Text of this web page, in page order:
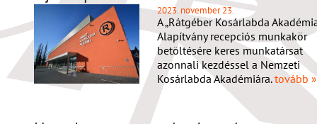
2023. november 23.
A „Rátgéber Kosárlabda
Alapítvány recepciós munkakör
betöltésére keres munkatársat
azonnali kezdéssel a Nemzeti
Kosárlabda Akadémiára.tovább »